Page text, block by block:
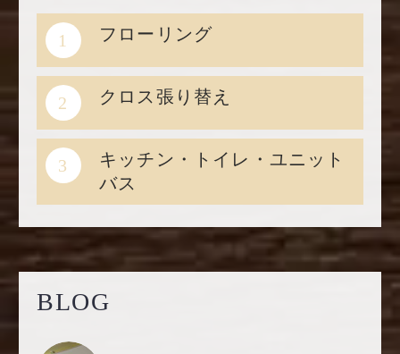
1 フローリング
2 クロス張り替え
3
キッチン・トイレ・ユニット
バス
BLOG